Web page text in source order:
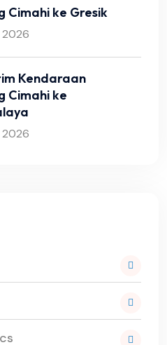
Cimahi ke Gresik
Kendaraan
Cimahi ke